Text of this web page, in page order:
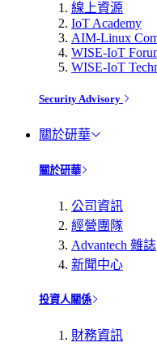
線上資源
IoT Academy
AIM-Linux
WISE-IoT
WISE-IoT
Security Advisory
關於研華
關於研華
公司資訊
經營團隊
Advantech 雜誌
新聞中心
投資人關係
財務資訊